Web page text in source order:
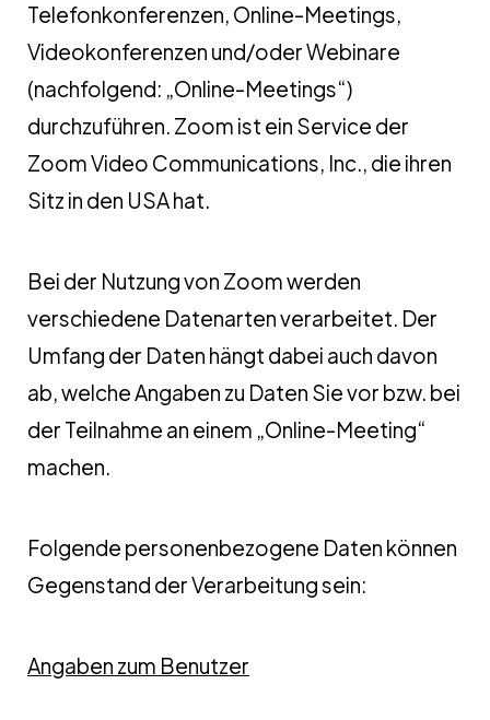
Telefonkonferenzen, Online-Meetings,
Videokonferenzen und/oder Webinare
(nachfolgend: „Online-Meetings“)
durchzuführen. Zoom ist ein Service der
Zoom Video Communications, Inc., die ihren
Sitz in den USA hat.
Bei der Nutzung von Zoom werden
verschiedene Datenarten verarbeitet. Der
Umfang der Daten hängt dabei auch davon
ab, welche Angaben zu Daten Sie vor bzw. bei
der Teilnahme an einem „Online-Meeting“
machen.
Folgende personenbezogene Daten können
Gegenstand der Verarbeitung sein:
Angaben zum Benutzer